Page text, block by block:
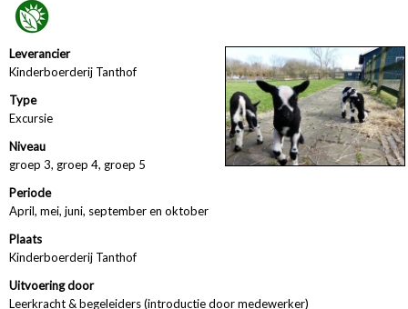
Leverancier
Kinderboerderij Tanthof
Type
Excursie
Niveau
groep 3, groep 4, groep 5
Periode
April, mei, juni, september en oktober
Plaats
Kinderboerderij Tanthof
Uitvoering door
Leerkracht & begeleiders (introductie door medewerker)